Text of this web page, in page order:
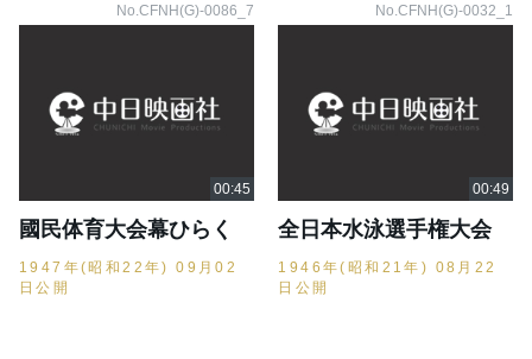
No.CFNH(G)-0086_7
國民体育大会幕ひらく
1947年(昭和22年) 09月02
日公開
No.CFNH(G)-0032_1
全日本水泳選手権大会
1946年(昭和21年) 08月22
日公開